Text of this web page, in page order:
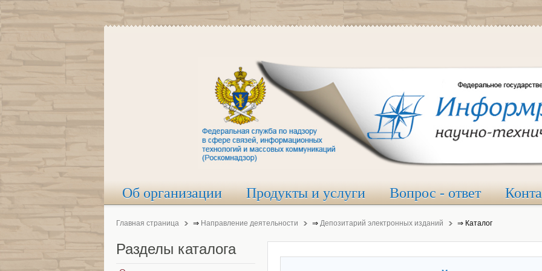
Об организации Продукты и услуги Вопрос - ответ
Главная страница ⇒ Направление деятельности ⇒ Депозитарий электронных изданий ⇒ Каталог
Разделы каталога